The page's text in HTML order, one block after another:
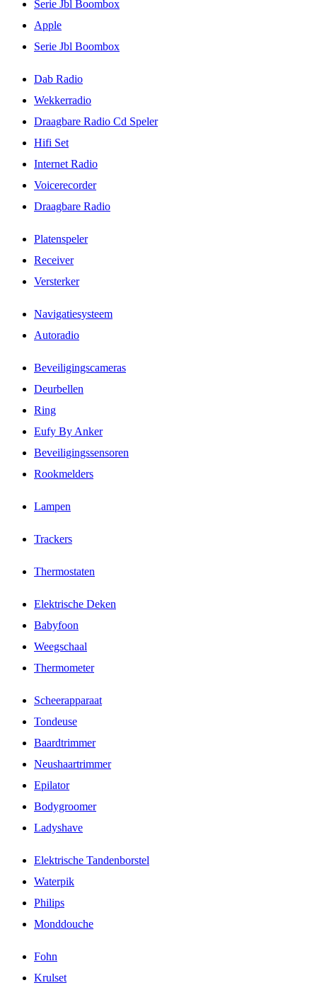
Serie Jbl Boombox
Apple
Serie Jbl Boombox
Dab Radio
Wekkerradio
Draagbare Radio Cd Speler
Hifi Set
Internet Radio
Voicerecorder
Draagbare Radio
Platenspeler
Receiver
Versterker
Navigatiesysteem
Autoradio
Beveiligingscameras
Deurbellen
Ring
Eufy By Anker
Beveiligingssensoren
Rookmelders
Lampen
Trackers
Thermostaten
Elektrische Deken
Babyfoon
Weegschaal
Thermometer
Scheerapparaat
Tondeuse
Baardtrimmer
Neushaartrimmer
Epilator
Bodygroomer
Ladyshave
Elektrische Tandenborstel
Waterpik
Philips
Monddouche
Fohn
Krulset